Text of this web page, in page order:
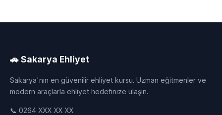
🚗 Sakarya Ehliyet
Sakarya'nın en güvenilir ehliyet kursu. Uzman eğitmenler ve
modern araçlarla ehliyet hedefinize ulaşın.
📞 0264 XXX XX XX